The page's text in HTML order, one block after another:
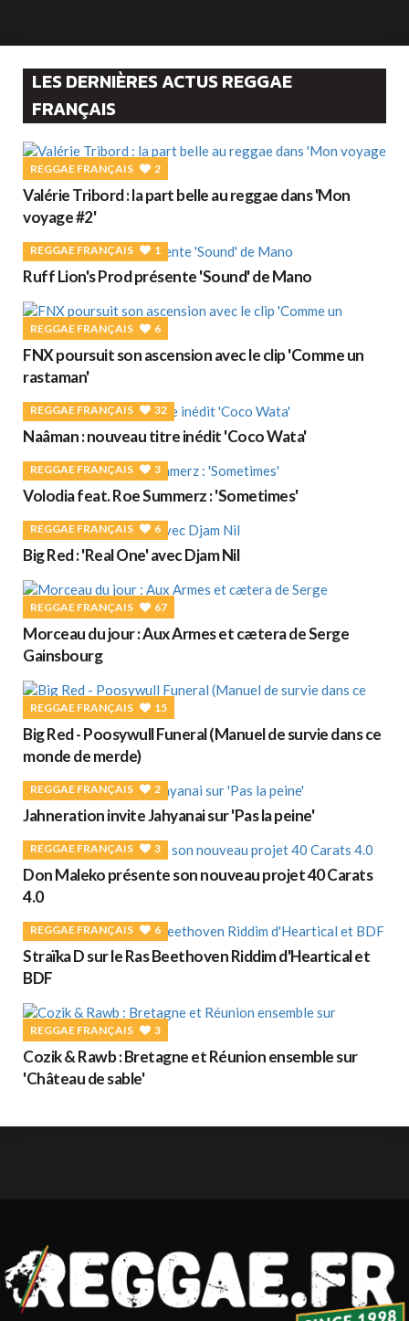
LES DERNIÈRES ACTUS REGGAE
FRANÇAIS
REGGAE FRANÇAIS 2
Valérie Tribord : la part belle au reggae dans 'Mon
voyage #2'
REGGAE FRANÇAIS 1
Ruff Lion's Prod présente 'Sound' de Mano
REGGAE FRANÇAIS 6
FNX poursuit son ascension avec le clip 'Comme un
rastaman'
REGGAE FRANÇAIS 32
Naâman : nouveau titre inédit 'Coco Wata'
REGGAE FRANÇAIS 3
Volodia feat. Roe Summerz : 'Sometimes'
REGGAE FRANÇAIS 6
Big Red : 'Real One' avec Djam Nil
REGGAE FRANÇAIS 67
Morceau du jour : Aux Armes et cætera de Serge
Gainsbourg
REGGAE FRANÇAIS 15
Big Red - Poosywull Funeral (Manuel de survie dans ce
monde de merde)
REGGAE FRANÇAIS 2
Jahneration invite Jahyanai sur 'Pas la peine'
REGGAE FRANÇAIS 3
Don Maleko présente son nouveau projet 40 Carats
4.0
REGGAE FRANÇAIS 6
Straïka D sur le Ras Beethoven Riddim d'Heartical et
BDF
REGGAE FRANÇAIS 3
Cozik & Rawb : Bretagne et Réunion ensemble sur
'Château de sable'